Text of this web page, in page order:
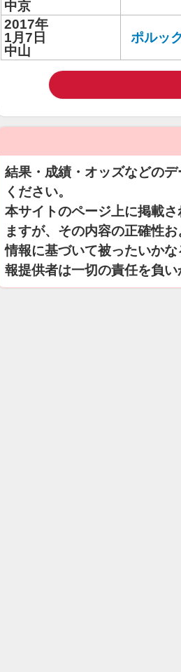
中京
2017年
1月7日
中山
ポルッ
結果・成績・オッズなどの
ください。
本サイトのページ上に掲載
ますが、その内容の正確性
情報に基づいて被ったいか
報提供者は一切の責任を負い